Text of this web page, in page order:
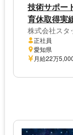
技術サポー
育休取得実
株式会社スタ
正社員
愛知県
月給22万